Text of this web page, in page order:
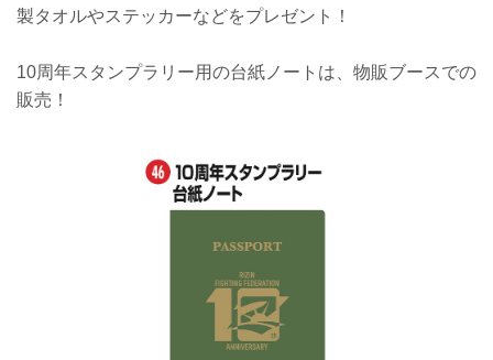
製タオルやステッカーなどをプレゼント！
10周年スタンプラリー用の台紙ノートは、物販ブースでの
販売！